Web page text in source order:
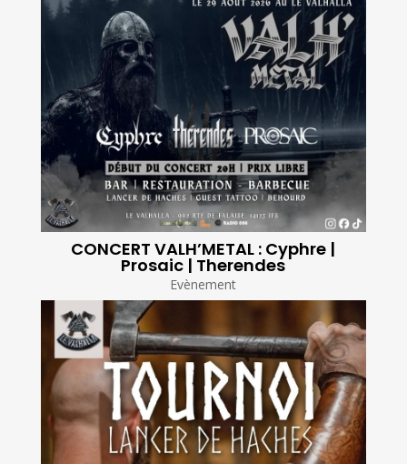
CONCERT VALH’METAL : Cyphre |
Prosaic | Therendes
Evènement